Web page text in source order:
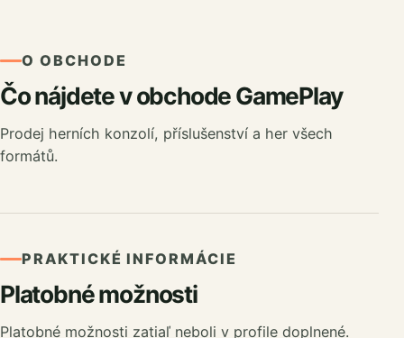
O OBCHODE
Čo nájdete v obchode GamePlay
Prodej herních konzolí, příslušenství a her všech
formátů.
PRAKTICKÉ INFORMÁCIE
Platobné možnosti
Platobné možnosti zatiaľ neboli v profile doplnené.